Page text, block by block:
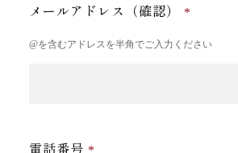
メールアドレス（確認）
@を含むアドレスを半角でご入力ください
電話番号